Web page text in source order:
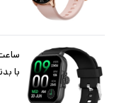
با